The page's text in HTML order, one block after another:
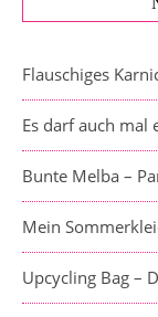
Flauschiges
Es darf auch mal
Bunte Melba –
Mein
Upcycling Bag –